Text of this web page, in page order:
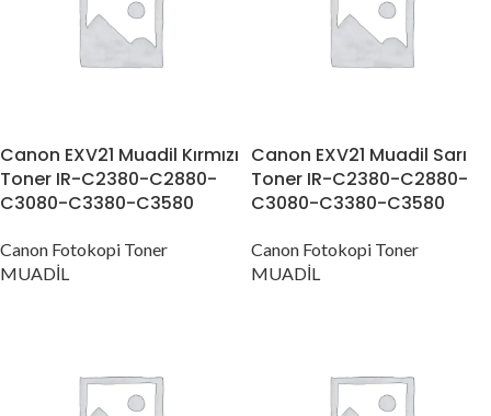
Canon EXV21 Muadil Kırmızı
Toner IR-C2380-C2880-
C3080-C3380-C3580
Canon Fotokopi Toner
MUADİL
Canon EXV21 Muadil Sarı
Toner IR-C2380-C2880-
C3080-C3380-C3580
Canon Fotokopi Toner
MUADİL